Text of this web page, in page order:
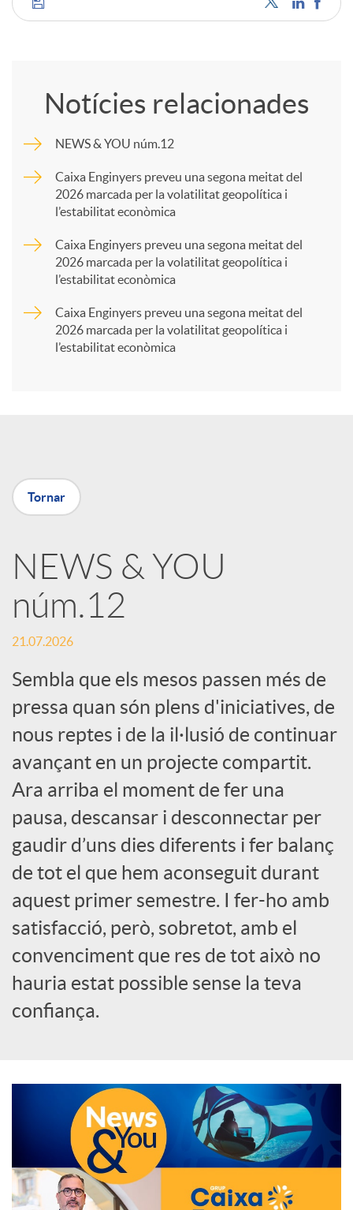
C
p
a
a
r
x
e
s
S
o
c
i
l
s
Notícies relacionades
NEWS & YOU núm.12
Caixa Enginyers preveu una segona meitat del
2026 marcada per la volatilitat geopolítica i
l’estabilitat econòmica
Caixa Enginyers preveu una segona meitat del
2026 marcada per la volatilitat geopolítica i
l’estabilitat econòmica
Caixa Enginyers preveu una segona meitat del
2026 marcada per la volatilitat geopolítica i
l’estabilitat econòmica
Tornar
NEWS & YOU
núm.12
21.07.2026
Sembla que els mesos passen més de
pressa quan són plens d'iniciatives, de
nous reptes i de la il·lusió de continuar
avançant en un projecte compartit.
Ara arriba el moment de fer una
pausa, descansar i desconnectar per
gaudir d’uns dies diferents i fer balanç
de tot el que hem aconseguit durant
aquest primer semestre. I fer-ho amb
satisfacció, però, sobretot, amb el
convenciment que res de tot això no
hauria estat possible sense la teva
confiança.